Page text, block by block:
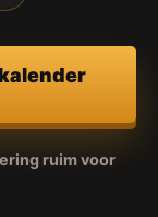
ruim voor